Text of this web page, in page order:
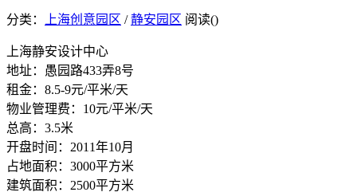
分类： 上海创意园区 /静安园区 阅读()
上海静安设计中心
地址：愚园路433弄8号
租金：8.5-9元/平米/天
物业管理费：10元/平米/天
总高：3.5米
开盘时间：2011年10月
占地面积：3000平方米
建筑面积：2500平方米